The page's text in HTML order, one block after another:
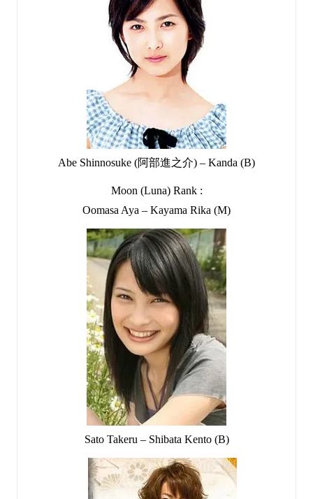
Abe Shinnosuke (阿部進之介) – Kanda (B)
Moon (Luna) Rank :
Oomasa Aya – Kayama Rika (M)
Sato Takeru – Shibata Kento (B)